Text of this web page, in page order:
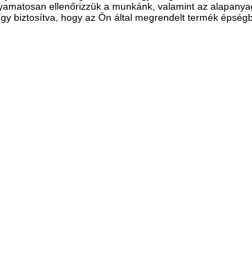
ellenőrizzük a munkánk, valamint az
biztosítva, hogy az Ön által megrendelt termék